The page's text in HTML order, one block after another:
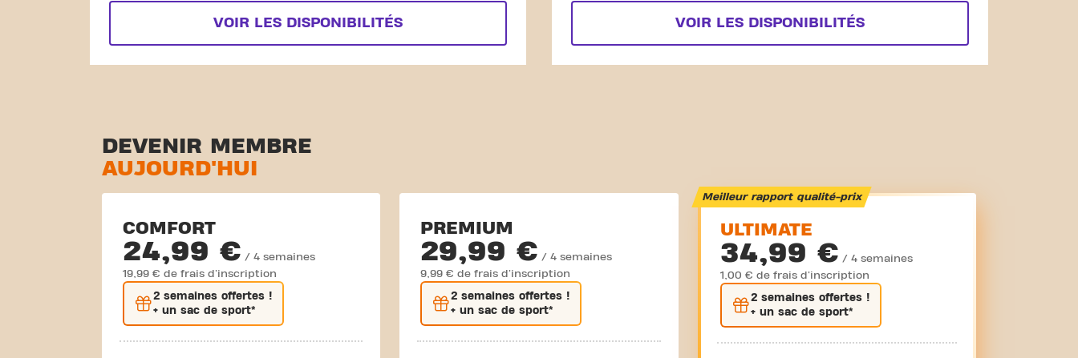
VOIR LES DISPONIBILITÉS VOIR LES DISPONIBILITÉS
DEVENIR MEMBRE
AUJOURD'HUI
COMFORT
24,99 € / 4 semaines
19,99 € de frais d'inscription
2 semaines offertes !
+ un sac de sport*
PREMIUM
29,99 € / 4 semaines
9,99 € de frais d'inscription
2 semaines offertes !
+ un sac de sport*
Meilleur rapport qualité-prix
ULTIMATE
34,99 € / 4 semaines
1,00 € de frais d'inscription
2 semainesoffertes !
+ un sac de sport*